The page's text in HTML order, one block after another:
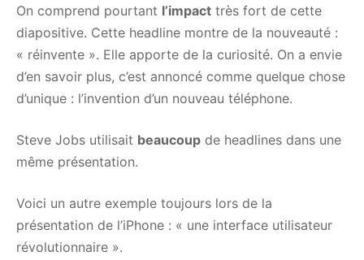
On comprend pourtant l’impact très fort de cette
diapositive. Cette headline montre de la nouveauté :
« réinvente ». Elle apporte de la curiosité. On a envie
d’en savoir plus, c’est annoncé comme quelque chose
d’unique : l’invention d’un nouveau téléphone.
Steve Jobs utilisait beaucoup de headlines dans une
même présentation.
Voici un autre exemple toujours lors de la
présentation de l’iPhone : « une interface utilisateur
révolutionnaire ».